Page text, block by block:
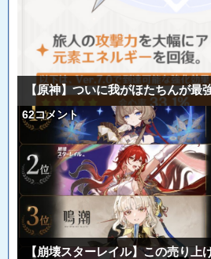
【原神】ついに我がほたちんが最
62コメント
【崩壊スターレイル】この売り上